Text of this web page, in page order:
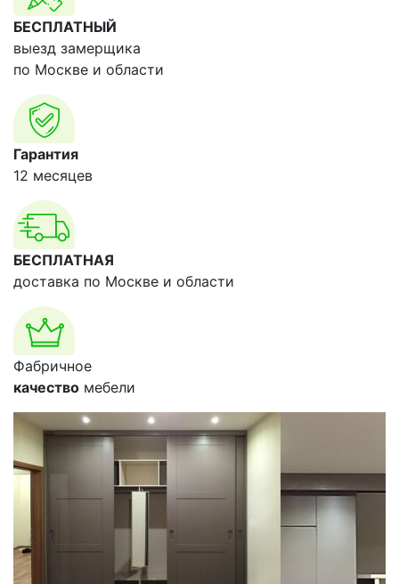
БЕСПЛАТНЫЙ
выезд замерщика
по Москве и области
Гарантия
12 месяцев
БЕСПЛАТНАЯ
доставка по Москве и области
Фабричное
качество мебели